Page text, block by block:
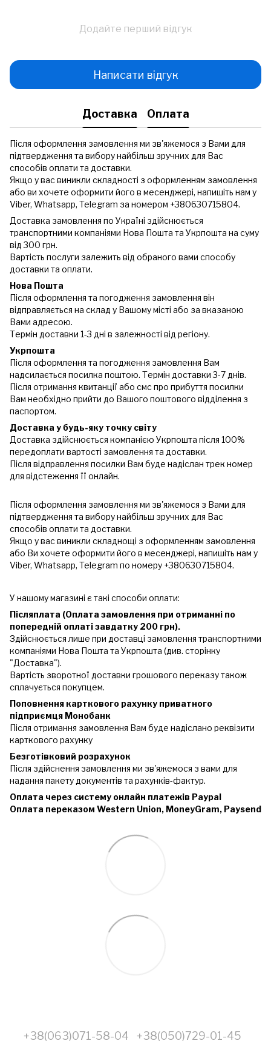
Додайте перший відгук
Написати відгук
Доставка Оплата
Після оформлення замовлення ми зв'яжемося з Вами для
підтвердження та вибору найбільш зручних для Вас
способів оплати та доставки.
Якщо у вас виникли складності з оформленням замовлення
або ви хочете оформити його в месенджері, напишіть нам у
Viber, Whatsapp, Telegram за номером +380630715804.
Доставка замовлення по Україні здійснюється
транспортними компаніями Нова Пошта та Укрпошта на суму
від 300 грн.
Вартість послуги залежить від обраного вами способу
доставки та оплати.
Нова Пошта
Після оформлення та погодження замовлення він
відправляється на склад у Вашому місті або за вказаною
Вами адресою.
Термін доставки 1-3 дні в залежності від регіону.
Укрпошта
Після оформлення та погодження замовлення Вам
надсилається посилка поштою. Термін доставки 3-7 днів.
Після отримання квитанції або смс про прибуття посилки
Вам необхідно прийти до Вашого поштового відділення з
паспортом.
Доставка у будь-яку точку світу
Доставка здійснюється компанією Укрпошта після 100%
передоплати вартості замовлення та доставки.
Після відправлення посилки Вам буде надіслан трек номер
для відстеження її онлайн.
Після оформлення замовлення ми зв'яжемося з Вами для
підтвердження та вибору найбільш зручних для Вас
способів оплати та доставки.
Якщо у вас виникли складнощі з оформленням замовлення
або Ви хочете оформити його в месенджері, напишіть нам у
Viber, Whatsapp, Telegram по номеру +380630715804.
У нашому магазині є такі способи оплати:
Післяплата (Оплата замовлення при отриманні по
попередній оплаті завдатку 200 грн).
Здійснюється лише при доставці замовлення транспортними
компаніями Нова Пошта та Укрпошта (див. сторінку
"Доставка").
Вартість зворотної доставки грошового переказу також
сплачується покупцем.
Поповнення карткового рахунку приватного
підприємця Монобанк
Після отримання замовлення Вам буде надіслано реквізити
карткового рахунку
Безготівковий розрахунок
Після здійснення замовлення ми зв'яжемося з вами для
надання пакету документів та рахунків-фактур.
Оплата через систему онлайн платежів Paypal
Оплата переказом Western Union, MoneyGram, Paysend
+38(063)071-58-04 +38(050)729-01-45